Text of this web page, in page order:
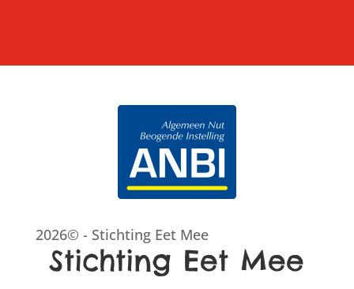
2026© - Stichting Eet Mee
Stichting Eet Mee